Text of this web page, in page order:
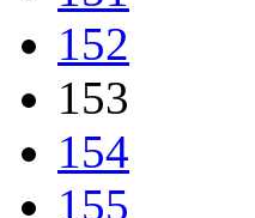
152
153
154
155